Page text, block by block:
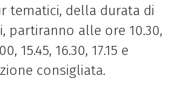
tematici, della durata di
partiranno alle ore 10.30,
15.45, 16.30, 17.15 e
consigliata.